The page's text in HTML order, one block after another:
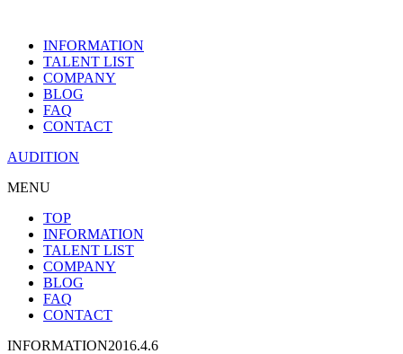
INFORMATION
TALENT LIST
COMPANY
BLOG
FAQ
CONTACT
AUDITION
MENU
TOP
INFORMATION
TALENT LIST
COMPANY
BLOG
FAQ
CONTACT
INFORMATION2016.4.6